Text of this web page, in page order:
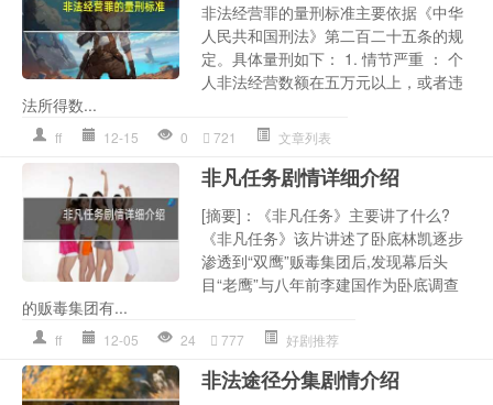
非法经营罪的量刑标准主要依据《中华
人民共和国刑法》第二百二十五条的规
定。具体量刑如下： 1. 情节严重 ： 个
人非法经营数额在五万元以上，或者违
法所得数...
ff 12-15 0 721 文章列表
非凡任务剧情详细介绍
[摘要]：《非凡任务》主要讲了什么?
《非凡任务》该片讲述了卧底林凯逐步
渗透到“双鹰”贩毒集团后,发现幕后头
目“老鹰”与八年前李建国作为卧底调查
的贩毒集团有...
ff 12-05 24 777 好剧推荐
非法途径分集剧情介绍